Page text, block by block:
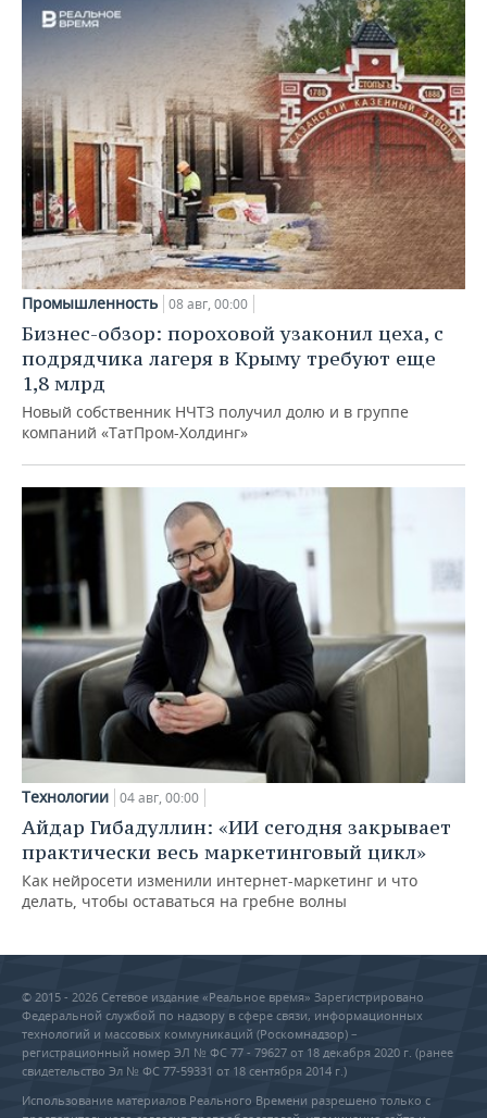
Промышленность 08 авг, 00:00
Бизнес-обзор: пороховой узаконил цеха, с
подрядчика лагеря в Крыму требуют еще
1,8 млрд
Новый собственник НЧТЗ получил долю и в группе
компаний «ТатПром-Холдинг»
Технологии 04 авг, 00:00
Айдар Гибадуллин: «ИИ сегодня закрывает
практически весь маркетинговый цикл»
Как нейросети изменили интернет-маркетинг и что
делать, чтобы оставаться на гребне волны
© 2015 - 2026 Сетевое издание «Реальное время» Зарегистрировано
Федеральной службой по надзору в сфере связи, информационных
технологий и массовых коммуникаций (Роскомнадзор) –
регистрационный номер ЭЛ № ФС 77 - 79627 от 18 декабря 2020 г. (ранее
свидетельство Эл № ФС 77-59331 от 18 сентября 2014 г.)
Использование материалов Реального Времени разрешено только с